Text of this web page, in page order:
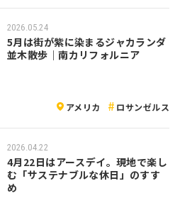
2026.05.24
5月は街が紫に染まるジャカランダ
並木散歩｜南カリフォルニア
アメリカ ロサンゼルス
2026.04.22
4月22日はアースデイ。現地で楽し
む「サステナブルな休日」のすす
め